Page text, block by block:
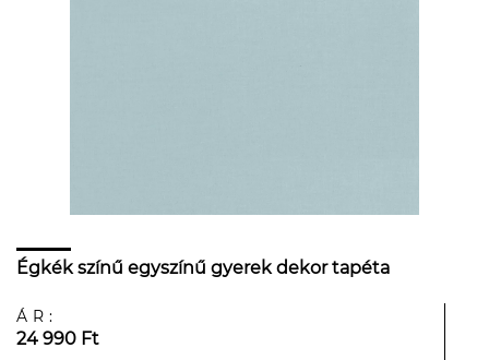
Égkék színű egyszínű gyerek dekor tapéta
ÁR:
24 990 Ft